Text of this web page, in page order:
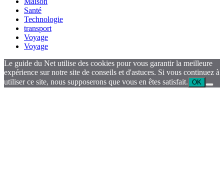
Santé
Technologie
transport
Voyage
Voyage
Le guide du Net utilise des cookies pour vous garantir la meilleure
expérience sur notre site de conseils et d'astuces. Si vous continuez à
utiliser ce site, nous supposerons que vous en êtes satisfait. OK